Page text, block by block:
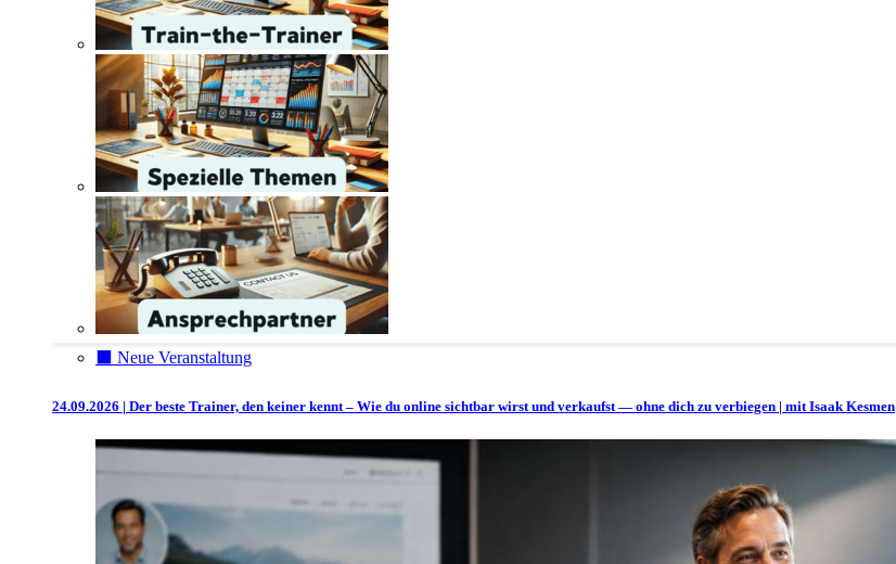
⬛️ Neue Veranstaltung
24.09.2026 | Der beste Trainer, den keiner kennt – Wie du online sichtbar wirst und verkaufst — ohne dich zu verbiegen | mit Isaak Kesmen